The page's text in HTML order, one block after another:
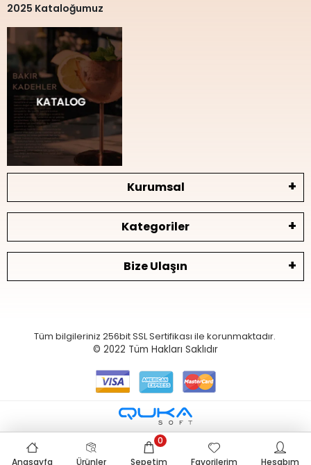
2025 Kataloğumuz
Kurumsal
Kategoriler
Bize Ulaşın
Tüm bilgileriniz 256bit SSL Sertifikası ile korunmaktadır.
© 2022 Tüm Hakları Saklıdır
Anasayfa Ürünler Sepetim
0
Favorilerim
Hesabım